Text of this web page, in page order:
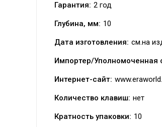
Гарантия: 2 год
Глубина, мм: 10
Дата изготовления: см.на
Импортер/Уполномоченная
Интернет-сайт:
Количество клавиш: нет
Кратность упаковки: 10